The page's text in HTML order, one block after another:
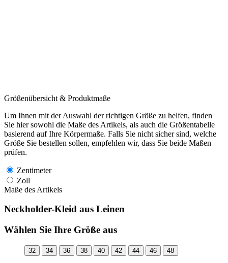
Größenübersicht & Produktmaße
Um Ihnen mit der Auswahl der richtigen Größe zu helfen, finden
Sie hier sowohl die Maße des Artikels, als auch die Größentabelle
basierend auf Ihre Körpermaße. Falls Sie nicht sicher sind, welche
Größe Sie bestellen sollen, empfehlen wir, dass Sie beide Maßen
prüfen.
Zentimeter
Zoll
Maße des Artikels
Neckholder-Kleid aus Leinen
Wählen Sie Ihre Größe aus
32 34 36 38 40 42 44 46 48